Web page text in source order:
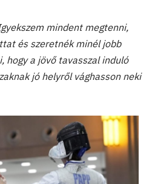
mindent megtenni,
és szeretnék minél jobb
hogy a jövő tavasszal induló
jó helyről vághasson neki